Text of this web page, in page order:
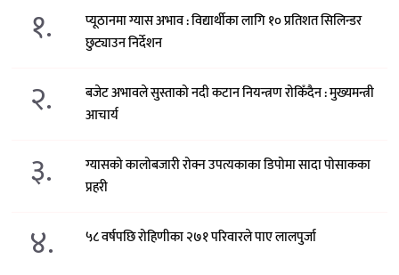
१.
प्यूठानमा ग्यास अभाव : विद्यार्थीका लागि १० प्रतिशत सिलिन्डर
छुट्याउन निर्देशन
२.
बजेट अभावले सुस्ताको नदी कटान नियन्त्रण रोकिँदैन : मुख्यमन्त्री
आचार्य
३.
ग्यासको कालोबजारी रोक्न उपत्यकाका डिपोमा सादा पोसाकका
प्रहरी
४. ५८ वर्षपछि रोहिणीका २७१ परिवारले पाए लालपुर्जा